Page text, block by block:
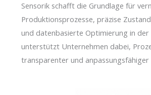
Sensorik schafft die Grundlage für
Produktionsprozesse, präzise
und datenbasierte Optimierung in der
unterstützt Unternehmen dabei,
transparenter und anpassungsfähiger